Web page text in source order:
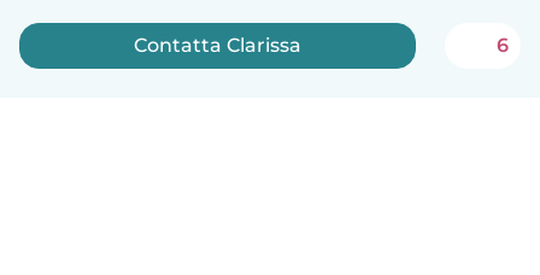
Contatta Clarissa 6